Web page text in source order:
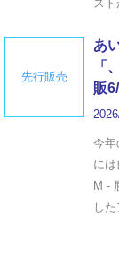
ス
先行販売
あ
「
販
今年
に
M -
し